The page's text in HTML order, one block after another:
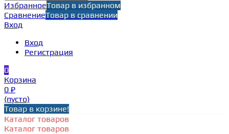
ИзбранноеТовар в избранном
СравнениеТовар в сравнении
Вход
Вход
Регистрация
0
Корзина
0 ₽
(пусто)
Товар в корзине!
Каталог товаров
Каталог товаров